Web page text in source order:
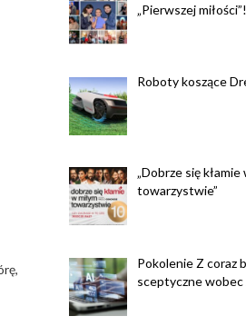
„Pierwszej miłości”!
Roboty koszące
„Dobrze się kłamie
towarzystwie”
Pokolenie Z coraz
sceptyczne wobec